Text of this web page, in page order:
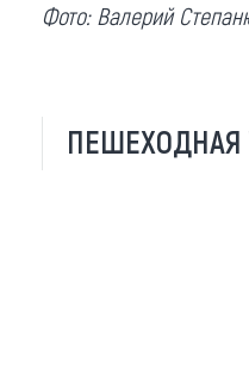
Фото: Валерий
ПЕШЕХОДНАЯ